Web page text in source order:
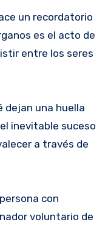
un recordatorio
es el acto de
entre los seres
dejan una huella
inevitable suceso
a través de
con
voluntario de